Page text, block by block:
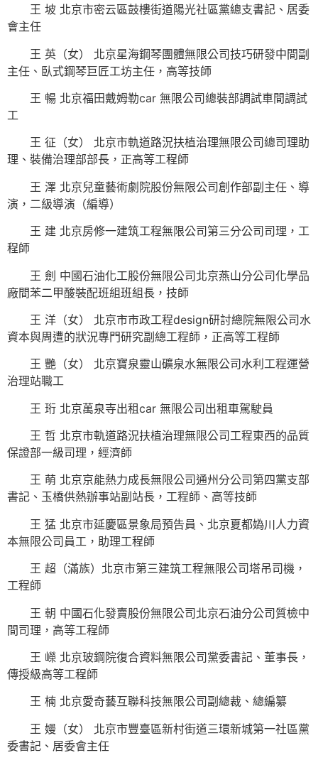
王 坡 北京市密云區鼓樓街道陽光社區黨總支書記、居委
會主任
王 英（女） 北京星海鋼琴團體無限公司技巧研發中間副
主任、臥式鋼琴巨匠工坊主任，高等技師
王 暢 北京福田戴姆勒car 無限公司總裝部調試車間調試
工
王 征（女） 北京市軌道路況扶植治理無限公司總司理助
理、裝備治理部部長，正高等工程師
王 澤 北京兒童藝術劇院股份無限公司創作部副主任、導
演，二級導演（編導）
王 建 北京房修一建筑工程無限公司第三分公司司理，工
程師
王 劍 中國石油化工股份無限公司北京燕山分公司化學品
廠間苯二甲酸裝配班組班組長，技師
王 洋（女） 北京市市政工程design研討總院無限公司水
資本與周遭的狀況專門研究副總工程師，正高等工程師
王 艷（女） 北京寶泉靈山礦泉水無限公司水利工程運營
治理站職工
王 珩 北京萬泉寺出租car 無限公司出租車駕駛員
王 哲 北京市軌道路況扶植治理無限公司工程東西的品質
保證部一級司理，經濟師
王 萌 北京京能熱力成長無限公司通州分公司第四黨支部
書記、玉橋供熱辦事站副站長，工程師、高等技師
王 猛 北京市延慶區景象局預告員、北京夏都媯川人力資
本無限公司員工，助理工程師
王 超（滿族）北京市第三建筑工程無限公司塔吊司機，
工程師
王 朝 中國石化發賣股份無限公司北京石油分公司質檢中
間司理，高等工程師
王 嶸 北京玻鋼院復合資料無限公司黨委書記、董事長，
傳授級高等工程師
王 楠 北京愛奇藝互聯科技無限公司副總裁、總編纂
王 嫚（女） 北京市豐臺區新村街道三環新城第一社區黨
委書記、居委會主任